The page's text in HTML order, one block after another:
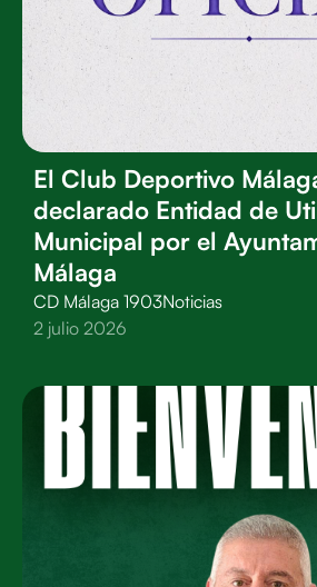
El Club Deportivo
declarado Entidad de
Municipal por el
Málaga
CD Málaga 1903Noticias
2 julio 2026